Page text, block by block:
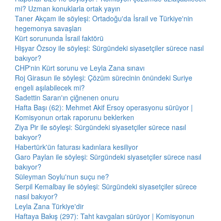
mi? Uzman konuklarla ortak yayın
Taner Akçam ile söyleşi: Ortadoğu'da İsrail ve Türkiye'nin
hegemonya savaşları
Kürt sorununda İsrail faktörü
Hişyar Özsoy ile söyleşi: Sürgündeki siyasetçiler sürece nasıl
bakıyor?
CHP'nin Kürt sorunu ve Leyla Zana sınavı
Roj Girasun ile söyleşi: Çözüm sürecinin önündeki Suriye
engeli aşılabilecek mi?
Sadettin Saran'ın çiğnenen onuru
Hafta Başı (62): Mehmet Akif Ersoy operasyonu sürüyor |
Komisyonun ortak raporunu beklerken
Ziya Pir ile söyleşi: Sürgündeki siyasetçiler sürece nasıl
bakıyor?
Habertürk'ün faturası kadınlara kesiliyor
Garo Paylan ile söyleşi: Sürgündeki siyasetçiler sürece nasıl
bakıyor?
Süleyman Soylu'nun suçu ne?
Serpil Kemalbay ile söyleşi: Sürgündeki siyasetçiler sürece
nasıl bakıyor?
Leyla Zana Türkiye'dir
Haftaya Bakış (297): Taht kavgaları sürüyor | Komisyonun